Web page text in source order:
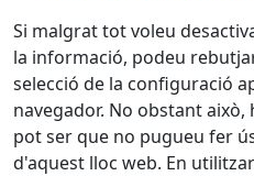
Si malgrat tot voleu
la informació, podeu
selecció de la configuració
navegador. No obstant
pot ser que no pugueu fer
d'aquest lloc web. En